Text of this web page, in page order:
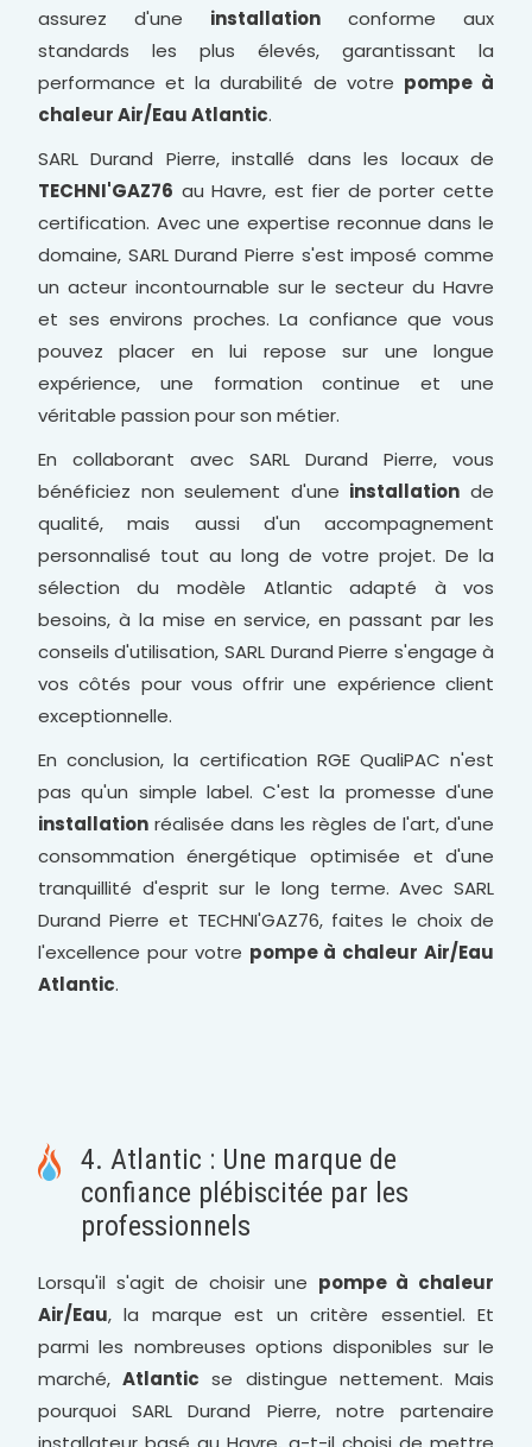
assurez d'une installation conforme aux
standards les plus élevés, garantissant la
performance et la durabilité de votre pompe à
chaleur Air/Eau Atlantic.
SARL Durand Pierre, installé dans les locaux de
TECHNI'GAZ76 au Havre, est fier de porter cette
certification. Avec une expertise reconnue dans le
domaine, SARL Durand Pierre s'est imposé comme
un acteur incontournable sur le secteur du Havre
et ses environs proches. La confiance que vous
pouvez placer en lui repose sur une longue
expérience, une formation continue et une
véritable passion pour son métier.
En collaborant avec SARL Durand Pierre, vous
bénéficiez non seulement d'une installation de
qualité, mais aussi d'un accompagnement
personnalisé tout au long de votre projet. De la
sélection du modèle Atlantic adapté à vos
besoins, à la mise en service, en passant par les
conseils d'utilisation, SARL Durand Pierre s'engage à
vos côtés pour vous offrir une expérience client
exceptionnelle.
En conclusion, la certification RGE QualiPAC n'est
pas qu'un simple label. C'est la promesse d'une
installationréalisée dans les règles de l'art, d'une
consommation énergétique optimisée et d'une
tranquillité d'esprit sur le long terme. Avec SARL
Durand Pierre et TECHNI'GAZ76, faites le choix de
l'excellence pour votre pompe à chaleur Air/Eau
Atlantic.
4. Atlantic : Une marque de
confiance plébiscitée par les
professionnels
Lorsqu'il s'agit de choisir une pompe à chaleur
Air/Eau, la marque est un critère essentiel. Et
parmi les nombreuses options disponibles sur le
marché,Atlantic se distingue nettement. Mais
pourquoi SARL Durand Pierre, notre partenaire